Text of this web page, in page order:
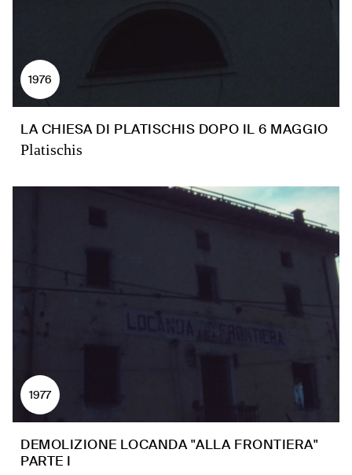
1976
LA CHIESA DI PLATISCHIS DOPO IL 6 MAGGIO
Platischis
1977
DEMOLIZIONE LOCANDA "ALLA FRONTIERA"
PARTE I